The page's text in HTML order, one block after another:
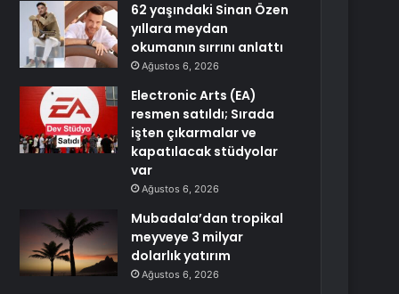
62 yaşındaki Sinan Özen
yıllara meydan
okumanın sırrını anlattı
Ağustos 6, 2026
Electronic Arts (EA)
resmen satıldı; Sırada
işten çıkarmalar ve
kapatılacak stüdyolar
var
Ağustos 6, 2026
Mubadala’dan tropikal
meyveye 3 milyar
dolarlık yatırım
Ağustos 6, 2026